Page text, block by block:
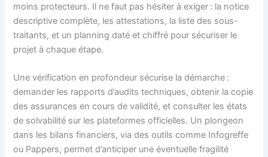
moins protecteurs. Il ne faut pas hésiter à exiger : la notice
descriptive complète, les attestations, la liste des sous-
traitants, et un planning daté et chiffré pour sécuriser le
projet à chaque étape.
Une vérification en profondeur sécurise la démarche :
demander les rapports d’audits techniques, obtenir la copie
des assurances en cours de validité, et consulter les états
de solvabilité sur les plateformes officielles. Un plongeon
dans les bilans financiers, via des outils comme Infogreffe
ou Pappers, permet d’anticiper une éventuelle fragilité